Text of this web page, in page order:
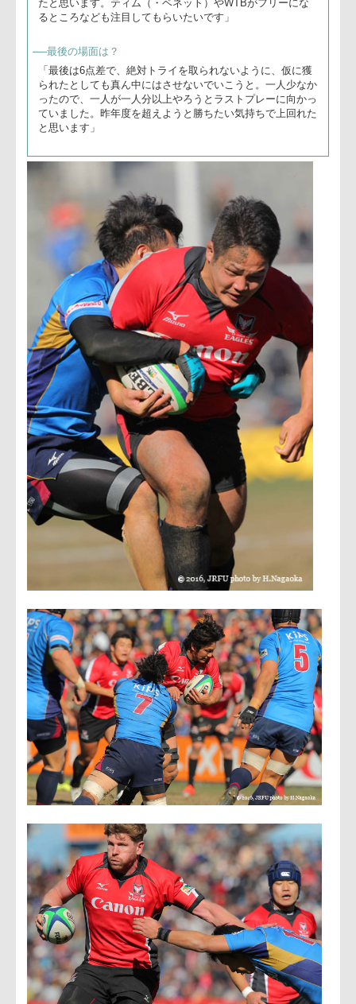
いと思います」
──最後の場面は？
「胃がキリキリ、が正直な状況でした。シンビンのところな
ど、我々は自分たちでピンチを招いてしまったところにフォ
ーカスしたいと思います。また、相手の5mライン内で獲り
きれないところも反省点です。だが、最後は選手たちは良く
守ってくれました。シーズン最後になって、キヤノンの成長
橋野皓介キャプテン
「本日はありがとうございました。先週、完敗して、1週間
しっかり切り替えてきました。キヤノンは昨シーズン、7位
でしたので、それを超えようと毎日言い続けて臨みました。
キヤノンがやろうとしたことはできませんでしたが、勝つん
や、という気持ちで勝てたと思います。来週、トヨタ戦です
が、トヨタさんは昨シーズン6位なので、絶対5位になると
力を入れて来ると思いますが、絶対勝ちます」
──ルルー選手は？
「シーズンが深まるにつれ、ルルーへのプレッシャーが強い
のですが、相手のスペースを見つけて、チップキックや大き
なキックでバリエーションがあって、相手にとって脅威だっ
たと思います。ティム（・ベネット）やWTBがフリーにな
るところなども注目してもらいたいです」
──最後の場面は？
「最後は6点差で、絶対トライを取られないように、仮に獲
られたとしても真ん中にはさせないでいこうと。一人少なか
ったので、一人が一人分以上やろうとラストプレーに向かっ
ていました。昨年度を超えようと勝ちたい気持ちで上回れた
と思います」